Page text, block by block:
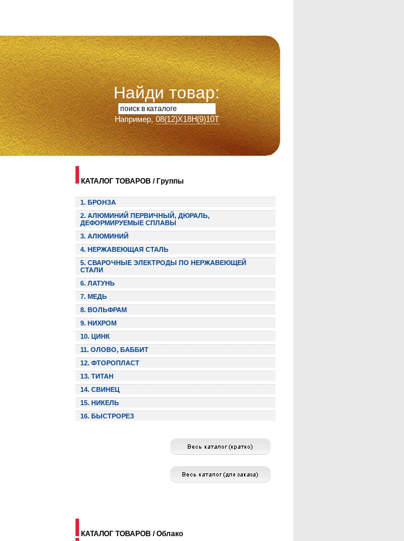
Найди товар:
Например,08(12)Х18Н(9)10Т
КАТАЛОГ ТОВАРОВ / Группы
1. БРОНЗА
2. АЛЮМИНИЙ ПЕРВИЧНЫЙ, ДЮРАЛЬ,
ДЕФОРМИРУЕМЫЕ СПЛАВЫ
3. АЛЮМИНИЙ
4. НЕРЖАВЕЮЩАЯ СТАЛЬ
5. СВАРОЧНЫЕ ЭЛЕКТРОДЫ ПО НЕРЖАВЕЮЩЕЙ
СТАЛИ
6. ЛАТУНЬ
7. МЕДЬ
8. ВОЛЬФРАМ
9. НИХРОМ
10. ЦИНК
11. ОЛОВО, БАББИТ
12. ФТОРОПЛАСТ
13. ТИТАН
14. СВИНЕЦ
15. НИКЕЛЬ
16. БЫСТРОРЕЗ
КАТАЛОГ ТОВАРОВ / Облако